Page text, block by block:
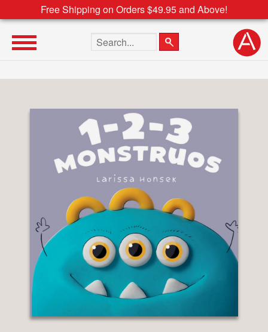
Free Shipping on Orders $49.95 and Above!
Search the site